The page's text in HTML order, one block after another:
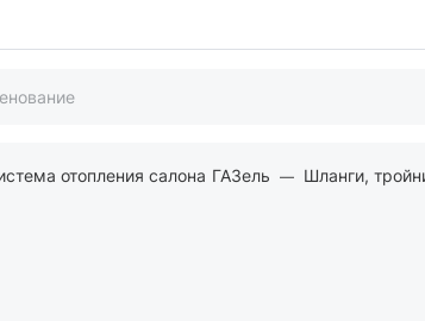
отопления салона ГАЗель Шланги,